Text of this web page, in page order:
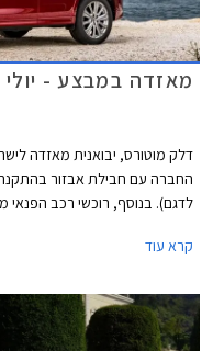
מאזדה במבצע - יולי 2023
דלק מוטורס, יבואנית מאזדה
התצוגה של מאזדה ברחבי הארץ.
קרא עוד